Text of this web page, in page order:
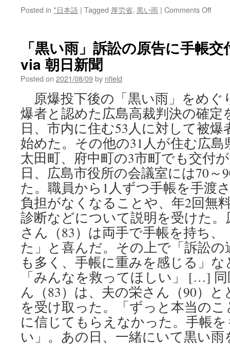
Posted in *日本語 | Tagged 厚労省, 黒い雨 | Comments Offon
「黒
い
今
す
ぐ
被
爆
者
と
認
め
よ
via
朝
新
聞
「黒い雨」訴訟の原告に手帳
via 朝日新聞
Posted on 2021/08/09by nfield
原爆投下後の「黒い雨」をめぐ
爆者と認めた広島高裁判決の確定
日、市内に住む53人に対して被
始めた。その他の31人が住む広島
太田町、府中町の3市町でも交
日、広島市役所の会議室には70～
た。職員から1人ずつ手帳を手渡
負担がなくなることや、年2回無
診断などについて説明を受けた。
さん（83）は両手で手帳を持ち
た」と喜んだ。その上で「訴訟
も多く、手帳に重みを感じる」
「みんなを救ってほしい」 […]
ん（83）は、夫の栄さん（90）
を受け取った。「ずっと本当の
に信じてもらえなかった。手帳
い」。あの日、一緒にいて黒い